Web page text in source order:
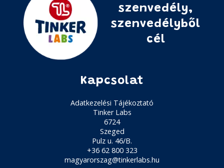
szenvedély,
szenvedélyből
cél
Kapcsolat
Adatkezelési Tájékoztató
Tinker Labs
6724
Szeged
Pulz u. 46/B.
+36 62 800 323
magyarorszag@tinkerlabs.hu